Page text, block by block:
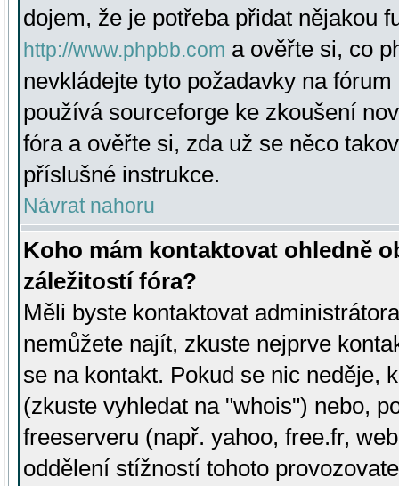
dojem, že je potřeba přidat nějakou
http://www.phpbb.com a ověřte si, co
nevkládejte tyto požadavky na
používá sourceforge ke zkoušení
fóra a ověřte si, zda už se něco
příslušné instrukce.
Návrat nahoru
Koho mám kontaktovat ohledně
záležitostí fóra?
Měli byste kontaktovat
nemůžete najít, zkuste nejprve
se na kontakt. Pokud se nic neděje,
(zkuste vyhledat na "whois") nebo,
freeserveru (např. yahoo, free.fr,
oddělení stížností tohoto